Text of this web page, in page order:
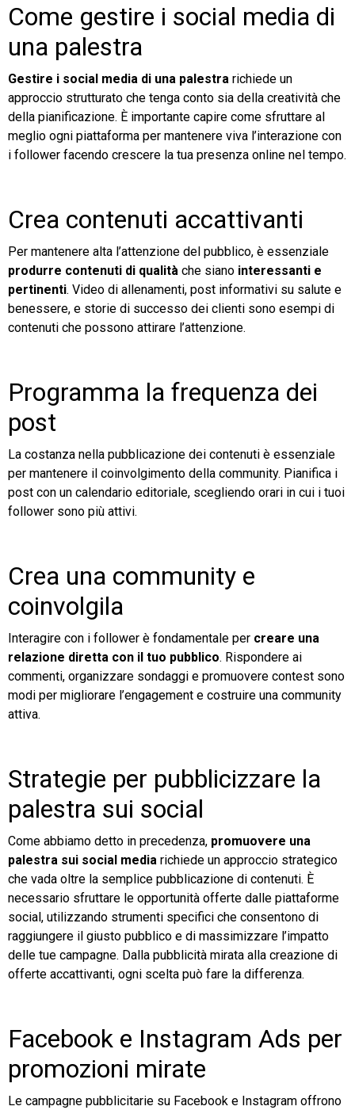
Come gestire i social media di
una palestra
Gestire i social media di una palestra richiede un
approccio strutturato che tenga conto sia della creatività che
della pianificazione. È importante capire come sfruttare al
meglio ogni piattaforma per mantenere viva l’interazione con
i follower facendo crescere la tua presenza online nel tempo.
Crea contenuti accattivanti
Per mantenere alta l’attenzione del pubblico, è essenziale
produrre contenuti di qualità che siano interessanti e
pertinenti. Video di allenamenti, post informativi su salute e
benessere, e storie di successo dei clienti sono esempi di
contenuti che possono attirare l’attenzione.
Programma la frequenza dei
post
La costanza nella pubblicazione dei contenuti è essenziale
per mantenere il coinvolgimento della community. Pianifica i
post con un calendario editoriale, scegliendo orari in cui i tuoi
follower sono più attivi.
Crea una community e
coinvolgila
Interagire con i follower è fondamentale per creare una
relazione diretta con il tuo pubblico. Rispondere ai
commenti, organizzare sondaggi e promuovere contest sono
modi per migliorare l’engagement e costruire una community
attiva.
Strategie per pubblicizzare la
palestra sui social
Come abbiamo detto in precedenza, promuovere una
palestra sui social media richiede un approccio strategico
che vada oltre la semplice pubblicazione di contenuti. È
necessario sfruttare le opportunità offerte dalle piattaforme
social, utilizzando strumenti specifici che consentono di
raggiungere il giusto pubblico e di massimizzare l’impatto
delle tue campagne. Dalla pubblicità mirata alla creazione di
offerte accattivanti, ogni scelta può fare la differenza.
Facebook e Instagram Ads per
promozioni mirate
Le campagne pubblicitarie su Facebook e Instagram offrono